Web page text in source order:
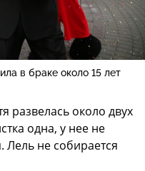
в браке около 15 лет
развелась около двух
одна, у нее не
не собирается